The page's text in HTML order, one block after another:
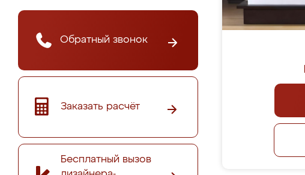
Обратный звонок
Заказать расчёт
Бесплатный вызов